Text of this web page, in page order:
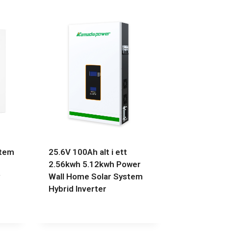
25.6V 100Ah alt i ett
2.56kwh 5.12kwh Power
Wall Home Solar System
Hybrid Inverter